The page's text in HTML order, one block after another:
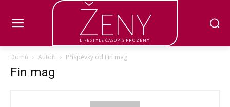
Ženy
LIFESTYLE ČASOPIS PRO ŽENY
Domů Autoři Příspěvky od Fin mag
Fin mag